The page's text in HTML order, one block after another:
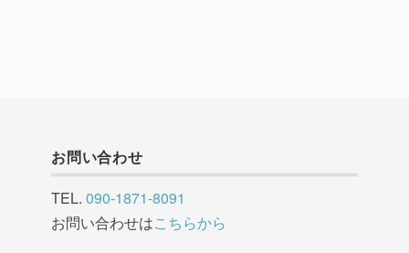
お問い合わせ
TEL. 090-1871-8091
お問い合わせはこちらから